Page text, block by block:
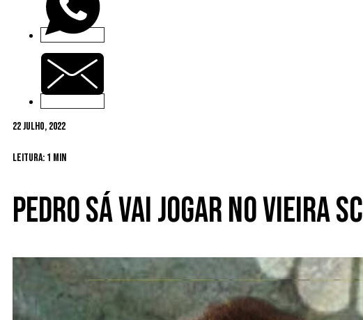
22 Julho, 2022
Leitura: 1 min
Pedro Sá vai jogar no Vieira SC